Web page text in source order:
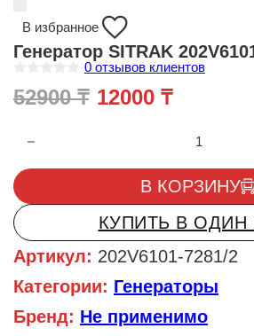
В избранное
Генератор SITRAK
ц
е
и
з
5
0 отзывов клиентов
52900₸ 12000 ₸
Количество товара Генератор SITRAK
В КОРЗИНУ
КУПИТЬ В ОДИН
Артикул: 202V6101-7281/2
Категории: Генераторы
Бренд: Не применимо